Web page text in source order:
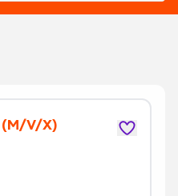
(M/V/X)